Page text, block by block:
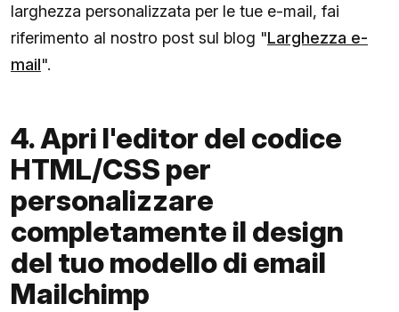
larghezza personalizzata per le tue e-mail, fai
riferimento al nostro post sul blog "Larghezza e-
mail".
4. Apri l'editor del codice
HTML/CSS per
personalizzare
completamente il design
del tuo modello di email
Mailchimp